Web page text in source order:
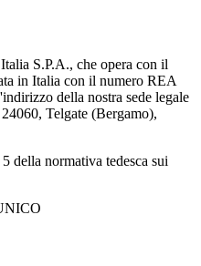
S.P.A., che opera con il
in Italia con il numero REA
della nostra sede legale
Telgate (Bergamo),
della normativa tedesca sui